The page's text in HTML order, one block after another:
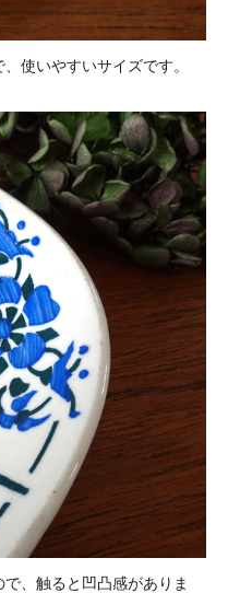
使いやすいサイズです。
、触ると凹凸感がありま